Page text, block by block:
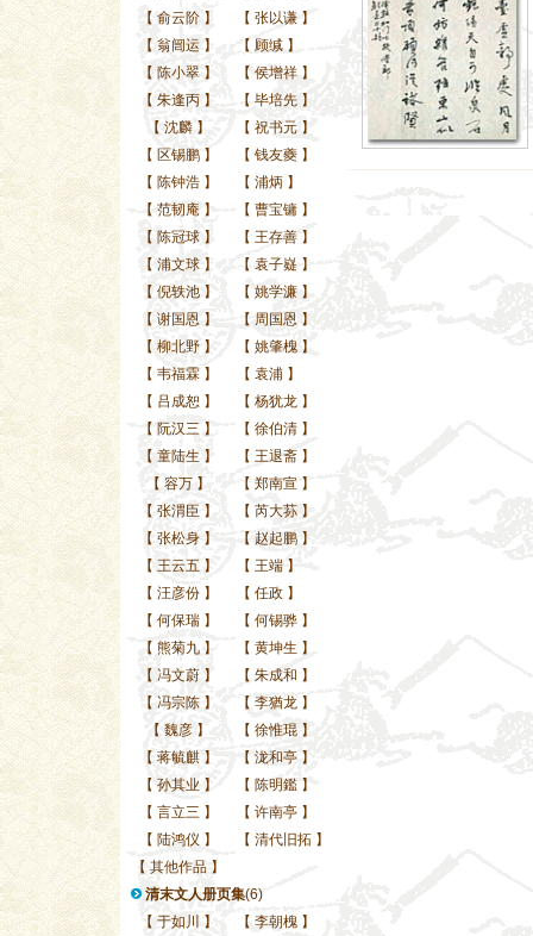
【 俞云阶 】 【 张以谦 】
【 翁闿运 】 【 顾缄 】
【 陈小翠 】 【 侯增祥 】
【 朱逢丙 】 【 毕培先 】
【 沈麟 】 【 祝书元 】
【 区锡鹏 】 【 钱友夔 】
【 陈钟浩 】 【 浦炳 】
【 范韧庵 】 【 曹宝镛 】
【 陈冠球 】 【 王存善 】
【 浦文球 】 【 袁子嶷 】
【 倪轶池 】 【 姚学濂 】
【 谢国恩 】 【 周国恩 】
【 柳北野 】 【 姚肇槐 】
【 韦福霖 】 【 袁浦 】
【 吕成恕 】 【 杨犹龙 】
【 阮汉三 】 【 徐伯清 】
【 童陆生 】 【 王退斋 】
【 容万 】 【 郑南宣 】
【 张渭臣 】 【 芮大荪 】
【 张松身 】 【 赵起鹏 】
【 王云五 】 【 王端 】
【 汪彦份 】 【 任政 】
【 何保瑞 】 【 何锡骅 】
【 熊菊九 】 【 黄坤生 】
【 冯文蔚 】 【 朱成和 】
【 冯宗陈 】 【 李猶龙 】
【 魏彦 】 【 徐惟琨 】
【 蒋毓麒 】 【 泷和亭 】
【 孙其业 】 【 陈明鑑 】
【 言立三 】 【 许南亭 】
【 陆鸿仪 】 【 清代旧拓 】
【 其他作品 】
清末文人册页集(6)
【 于如川 】 【 李朝槐 】